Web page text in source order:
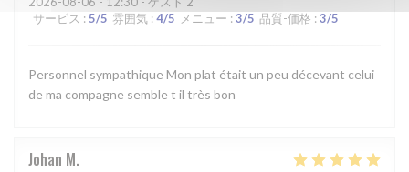
サービス : 5/5 雰囲気 : 4/5 メニュー : 3/5 品質-価格 : 3/5
Personnel sympathique Mon plat était un peu décevant celui
de ma compagne semble t il très bon
Johan M